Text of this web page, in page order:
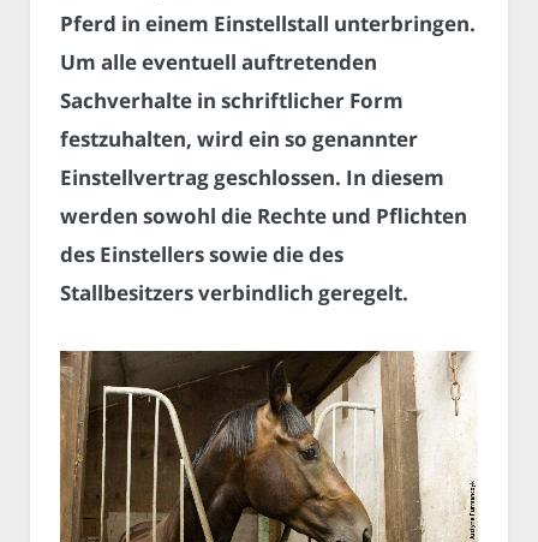
Pferd in einem Einstellstall unterbringen.
Um alle eventuell auftretenden
Sachverhalte in schriftlicher Form
festzuhalten, wird ein so genannter
Einstellvertrag geschlossen. In diesem
werden sowohl die Rechte und Pflichten
des Einstellers sowie die des
Stallbesitzers verbindlich geregelt.